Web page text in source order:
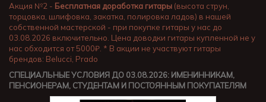
Акция №2 - Бесплатная доработка гитары (высота струн,
торцовка, шлифовка, закатка, полировка ладов) в нашей
собственной мастерской - при покупке гитары у нас до
03.08.2026 включительно. Цена доводки гитары купленной не у
нас обходится от 5000₽. * В акции не участвуют гитары
брендов: Belucci, Prado
СПЕЦИАЛЬНЫЕ УСЛОВИЯ ДО 03.08.2026: ИМЕНИННИКАМ,
ПЕНСИОНЕРАМ, СТУДЕНТАМ И ПОСТОЯННЫМ ПОКУПАТЕЛЯМ